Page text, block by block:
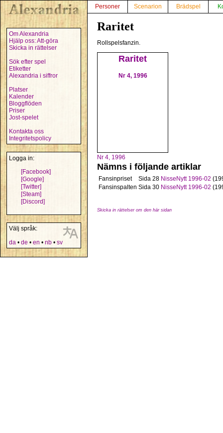
Om Alexandria
Hjälp oss: Att-göra
Skicka in rättelser
Sök efter spel
Etiketter
Alexandria i siffror
Platser
Kalender
Bloggflöden
Priser
Jost-spelet
Kontakta oss
Integritetspolicy
Logga in:
[Facebook]
[Google]
[Twitter]
[Steam]
[Discord]
Välj språk:
da • de • en • nb • sv
Personer Scenarion Brädspel
Raritet
Rollspelsfanzin.
Raritet
Nr 4, 1996
Nr 4, 1996
Nämns i följande artiklar
Fansinpriset Sida 28 NisseNytt 1996-02
Fansinspalten Sida 30 NisseNytt 1996-02
Skicka in rättelser om den här sidan